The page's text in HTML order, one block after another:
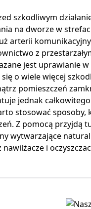
szkodliwym
na dworze w
arterii
z
jest uprawianie
o wiele więcej
pomieszczeń
jednak
stosować
Z pomocą przyjdą
wytwarzające
i